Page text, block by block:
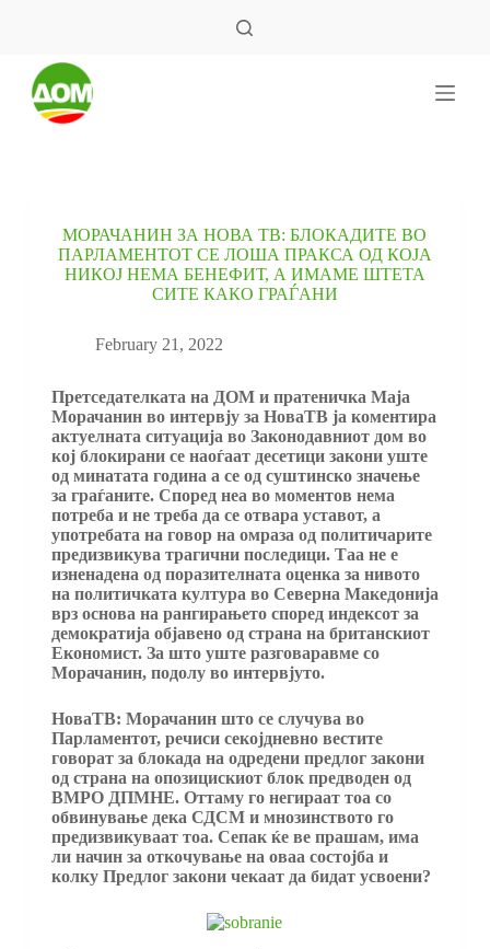
МОРАЧАНИН ЗА НОВА ТВ: БЛОКАДИТЕ ВО
ПАРЛАМЕНТОТ СЕ ЛОША ПРАКСА ОД КОЈА
НИКОЈ НЕМА БЕНЕФИТ, А ИМАМЕ ШТЕТА
СИТЕ КАКО ГРАЃАНИ
February 21, 2022
Претседателката на ДОМ и пратеничка Маја
Морачанин во интервју за НоваТВ ја коментира
актуелната ситуација во Законодавниот дом во
кој блокирани се наоѓаат десетици закони уште
од минатата година а се од суштинско значење
за граѓаните. Според неа во моментов нема
потреба и не треба да се отвара уставот, а
употребата на говор на омраза од политичарите
предизвикува трагични последици. Таа не е
изненадена од поразителната оценка за нивото
на политичката култура во Северна Македонија
врз основа на рангирањето според индексот за
демократија објавено од страна на британскиот
Економист. За што уште разговаравме со
Морачанин, подолу во интервјуто.
НоваТВ: Морачанин што се случува во
Парламентот, речиси секојдневно вестите
говорат за блокада на одредени предлог закони
од страна на опозицискиот блок предводен од
ВМРО ДПМНЕ. Оттаму го негираат тоа со
обвинување дека СДСМ и мнозинството го
предизвикуваат тоа. Сепак ќе ве прашам, има
ли начин за откочување на оваа состојба и
колку Предлог закони чекаат да бидат усвоени?